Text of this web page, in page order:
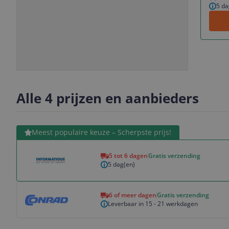
5
Alle 4 prijzen en aanbieders
Meest populaire keuze – Scherpste prijs!
5 tot 6 dagenGratis verzending
5 dag(en)
Bekijk product
6 of meer dagenGratis verzending
Leverbaar in 15 - 21 werkdagen